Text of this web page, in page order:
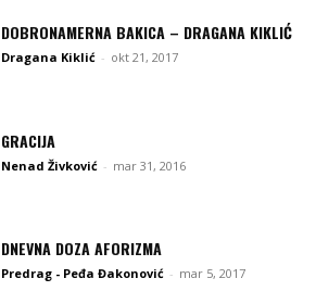
DOBRONAMERNA BAKICA – DRAGANA KIKLIĆ
Dragana Kiklić - okt 21, 2017
GRACIJA
Nenad Živković - mar 31, 2016
DNEVNA DOZA AFORIZMA
Predrag - Peđa Đakonović - mar 5, 2017